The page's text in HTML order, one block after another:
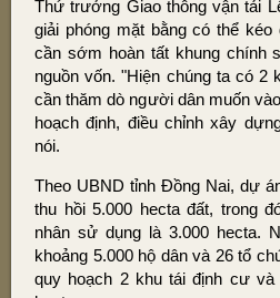
Thứ trưởng Giao thông vận tải
giải phóng mặt bằng có thể
cần sớm hoàn tất khung chính
nguồn vốn. "Hiện chúng ta có 2
cần thăm dò người dân muốn
hoạch định, điều chỉnh xây
nói.
Theo UBND tỉnh Đồng Nai, dự
thu hồi 5.000 hecta đất, trong
nhân sử dụng là 3.000 hecta.
khoảng 5.000 hộ dân và 26 tổ
quy hoạch 2 khu tái định cư và